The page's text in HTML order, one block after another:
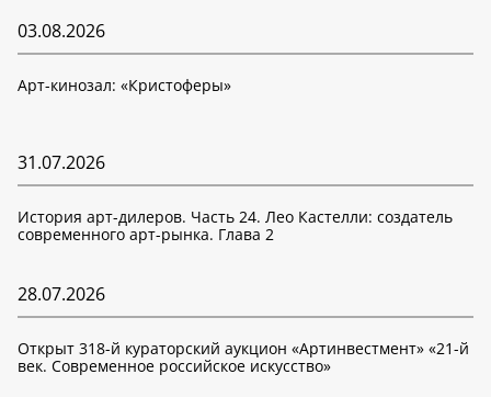
03.08.2026
Арт-кинозал: «Кристоферы»
31.07.2026
История арт-дилеров. Часть 24. Лео Кастелли: создатель
современного арт-рынка. Глава 2
28.07.2026
Открыт 318-й кураторский аукцион «Артинвестмент» «21-й
век. Современное российское искусство»